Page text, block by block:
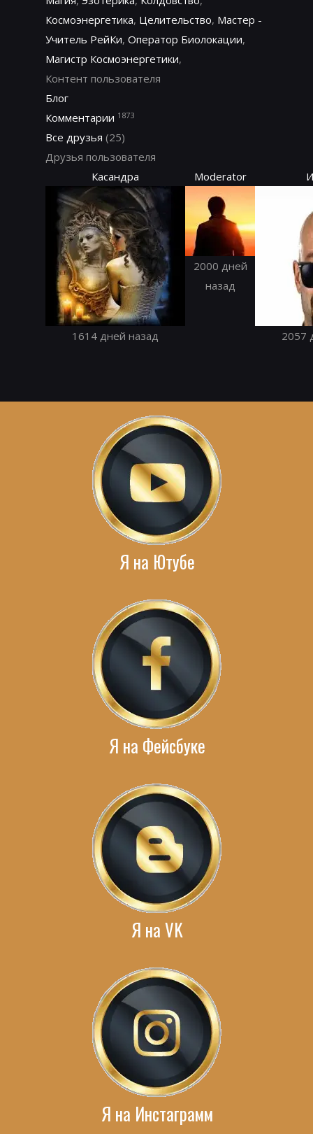
Космоэнергетика, Целительство, Мастер -
Учитель РейКи, Оператор Биолокации,
Магистр Космоэнергетики,
Контент пользователя
Блог
Комментарии 1873
Все друзья (25)
Друзья пользователя
Касандра
1614 дней назад
Moderator
2000 дней
назад
2057
Я на Ютубе
Я на Фейсбуке
Я на VK
Я на Инстаграмм